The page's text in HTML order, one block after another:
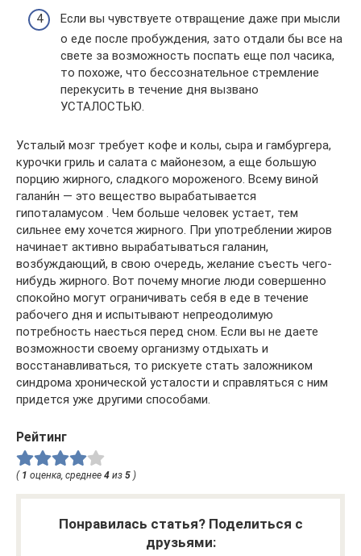
Если вы чувствуете отвращение даже при мысли
о еде после пробуждения, зато отдали бы все на
свете за возможность поспать еще пол часика,
то похоже, что бессознательное стремление
перекусить в течение дня вызвано
УСТАЛОСТЬЮ.
Усталый мозг требует кофе и колы, сыра и гамбургера,
курочки гриль и салата с майонезом, а еще большую
порцию жирного, сладкого мороженого. Всему виной
галани́н — это вещество вырабатывается
гипоталамусом . Чем больше человек устает, тем
сильнее ему хочется жирного. При употреблении жиров
начинает активно вырабатываться галанин,
возбуждающий, в свою очередь, желание съесть чего-
нибудь жирного. Вот почему многие люди совершенно
спокойно могут ограничивать себя в еде в течение
рабочего дня и испытывают непреодолимую
потребность наесться перед сном. Если вы не даете
возможности своему организму отдыхать и
восстанавливаться, то рискуете стать заложником
синдрома хронической усталости и справляться с ним
придется уже другими способами.
Рейтинг
( 1 оценка, среднее 4 из 5 )
Понравилась статья? Поделиться с
друзьями: